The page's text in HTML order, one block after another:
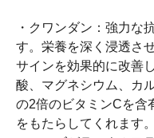
・クワンダン：強力な
す。栄養を深く浸透さ
サインを効果的に改善
酸、マグネシウム、カ
の2倍のビタミンCを含
をもたらしてくれます。